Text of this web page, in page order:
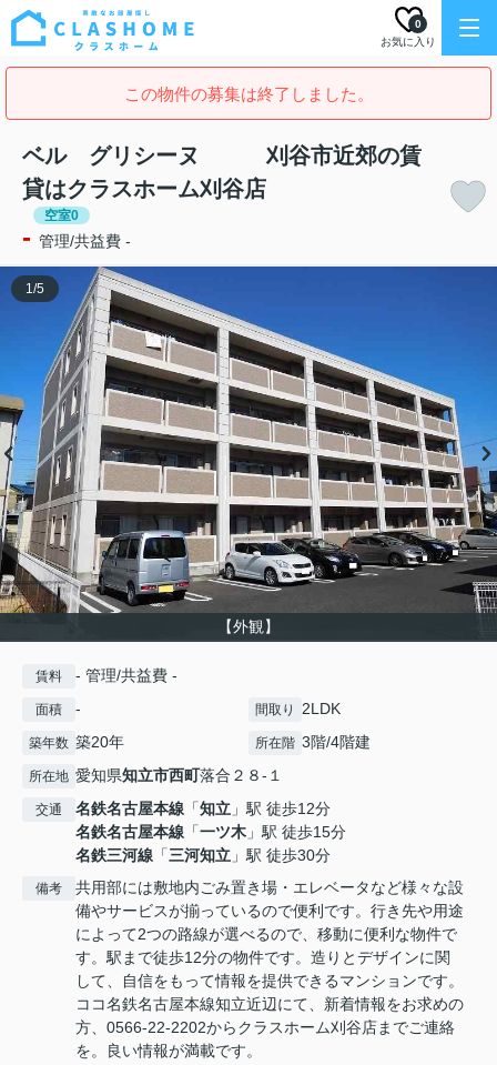
お気に入り
0
この物件の募集は終了しました。
ベル グリシーヌ 刈谷市近郊の賃
貸はクラスホーム刈谷店
空室0
- 管理/共益費 -
【外観】
1/5
賃料 - 管理/共益費 -
面積 - 間取り 2LDK
築年数 築20年 所在階 3階/4階建
所在地 愛知県知立市西町落合２８-１
交通 名鉄名古屋本線 「知立 」駅 徒歩12分
名鉄名古屋本線 「一ツ木 」駅 徒歩15分
名鉄三河線 「三河知立 」駅 徒歩30分
備考
共用部には敷地内ごみ置き場・エレベータなど様々な設
備やサービスが揃っているので便利です。行き先や用途
によって2つの路線が選べるので、移動に便利な物件で
す。駅まで徒歩12分の物件です。造りとデザインに関
して、自信をもって情報を提供できるマンションです。
ココ名鉄名古屋本線知立近辺にて、新着情報をお求めの
方、0566-22-2202からクラスホーム刈谷店までご連絡
を。良い情報が満載です。